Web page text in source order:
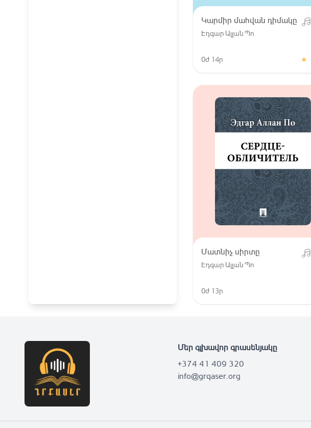
Կարմիր մահվան դիմակը
Էդգար Ալլան Պո
0ժ 14ր ★
Մատնիչ սիրտը
Էդգար Ալլան Պո
0ժ 13ր
Մեր գլխավոր գրասենյակը
+374 41 409 320
info@grqaser.org